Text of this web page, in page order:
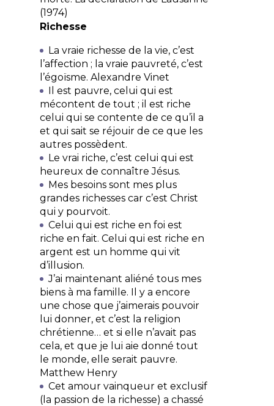
(1974)
Richesse
La vraie richesse de la vie, c’est
l’affection ; la vraie pauvreté, c’est
l’égoïsme. Alexandre Vinet
Il est pauvre, celui qui est
mécontent de tout ; il est riche
celui qui se contente de ce qu’il a
et qui sait se réjouir de ce que les
autres possèdent.
Le vrai riche, c’est celui qui est
heureux de connaître Jésus.
Mes besoins sont mes plus
grandes richesses car c’est Christ
qui y pourvoit.
Celui qui est riche en foi est
riche en fait. Celui qui est riche en
argent est un homme qui vit
d’illusion.
J’ai maintenant aliéné tous mes
biens à ma famille. Il y a encore
une chose que j’aimerais pouvoir
lui donner, et c’est la religion
chrétienne… et si elle n’avait pas
cela, et que je lui aie donné tout
le monde, elle serait pauvre.
Matthew Henry
Cet amour vainqueur et exclusif
(la passion de la richesse) a chassé